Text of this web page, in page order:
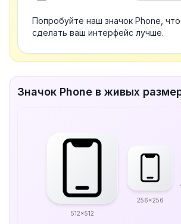
Попробуйте наш значок Phone,
сделать ваш интерфейс лучше.
Значок Phone в живых
512x512
256x256